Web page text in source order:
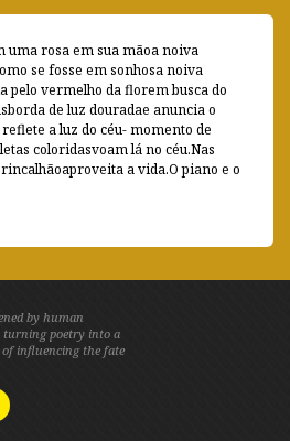
uma rosa em sua mãoa noiva
se fosse em sonhosa noiva
pelo vermelho da florem busca do
de luz douradae anuncia o
a luz do céu- momento de
coloridasvoam lá no céu.Nas
a vida.O piano e o
by human
turning poetry into a
of influencing the fate